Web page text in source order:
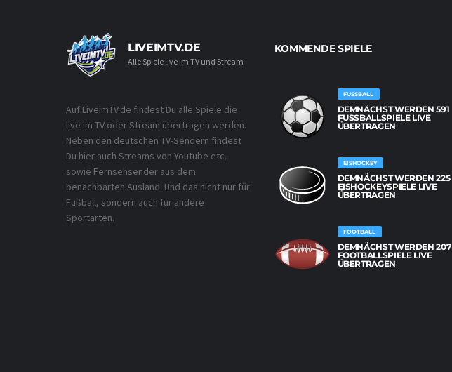
LIVEIMTV.DE
Alle Spiele live im TV und Stream
Auf LiveimTV.de findest Du alle Spiele die
live im TV oder Stream übertragen werden.
Neben den deutschen TV-Sendern findest
Du hier auch Streams von Youtube etc.
sowie Fernsehsender aus dem
benachbarten Ausland. Und das nicht nur für
Fußball, sondern auch für andere
Sportarten.
KOMMENDE SPIELE
FUSSBALL
DEMNÄCHST WERDEN 591
FUSSBALLSPIELE LIVE Ü
BERTRAGEN
EISHOCKEY
DEMNÄCHST WERDEN 225
EISHOCKEYSPIELE LIVE
ÜBERTRAGEN
FOOTBALL
DEMNÄCHST WERDEN 207
FOOTBALLSPIELE LIVE
ÜBERTRAGEN